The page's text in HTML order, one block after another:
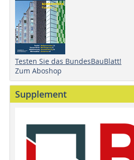
Testen Sie das BundesBauBlatt!
Zum Aboshop
Supplement